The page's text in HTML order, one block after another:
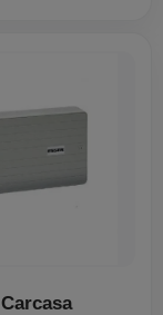
Carcasa